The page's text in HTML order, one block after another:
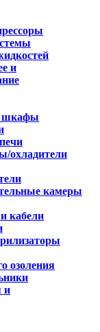
и
шкафы
охладители
камеры
кабели
озоления
и